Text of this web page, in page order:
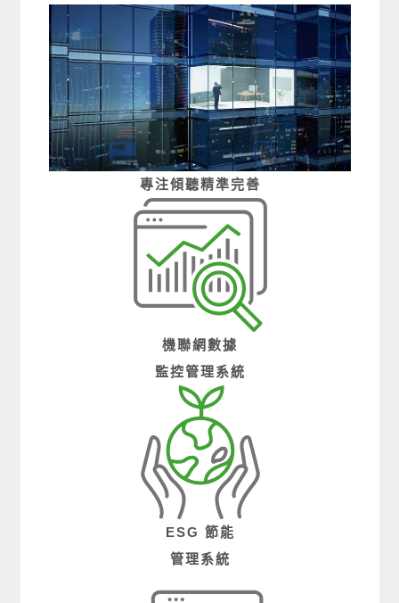
專注傾聽精準完善
機聯網數據
監控管理系統
ESG 節能
管理系統